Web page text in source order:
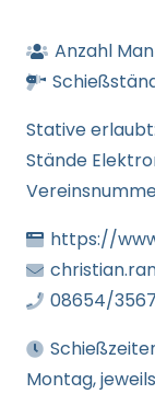
Anzahl
Stative erlaubt:
Stände
https://
08654/3567
Montag,